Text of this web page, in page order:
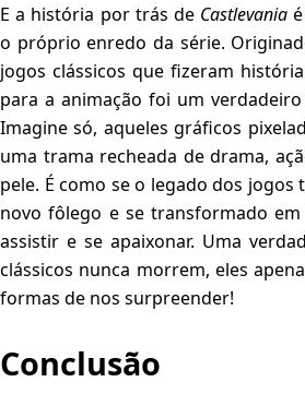
E a história por trás de Castlevania
o próprio enredo da série.
jogos clássicos que fizeram
para a animação foi um
Imagine só, aqueles gráficos
uma trama recheada de drama,
pele. É como se o legado dos jogos
novo fôlego e se transformado
assistir e se apaixonar. Uma
clássicos nunca morrem, eles
formas de nos surpreender!
Conclusão